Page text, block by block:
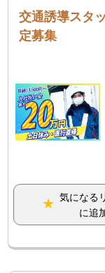
交通誘導スタ
定募集
気になる
に追